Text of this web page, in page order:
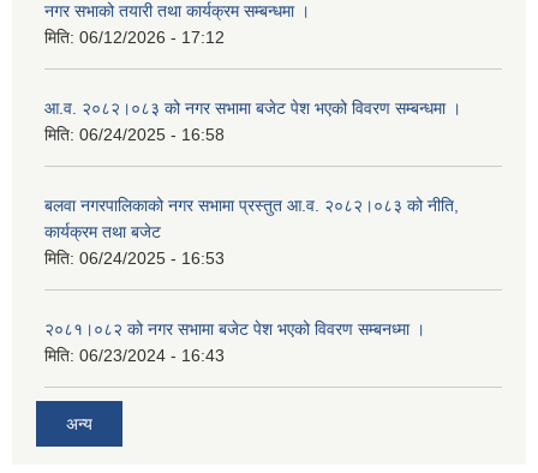
नगर सभाको तयारी तथा कार्यक्रम सम्बन्धमा ।
मिति: 06/12/2026 - 17:12
आ.व. २०८२।०८३ को नगर सभामा बजेट पेश भएको विवरण सम्बन्धमा ।
मिति: 06/24/2025 - 16:58
बलवा नगरपालिकाको नगर सभामा प्रस्तुत आ.व. २०८२।०८३ को नीति,
कार्यक्रम तथा बजेट
मिति: 06/24/2025 - 16:53
२०८१।०८२ को नगर सभामा बजेट पेश भएको विवरण सम्बनध्मा ।
मिति: 06/23/2024 - 16:43
अन्य